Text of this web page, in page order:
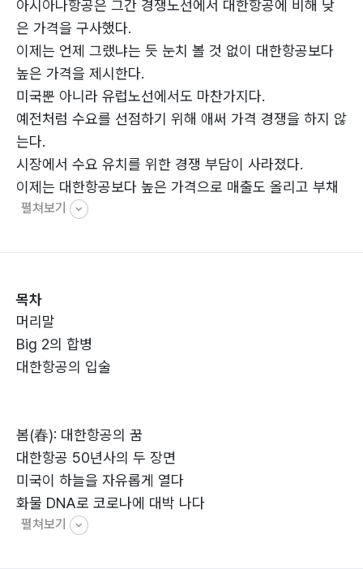
아시아나항공은 그간 경쟁노선에서 대한항공에 비해 낮
은 가격을 구사했다.
이제는 언제 그랬냐는 듯 눈치 볼 것 없이 대한항공보다
높은 가격을 제시한다.
미국뿐 아니라 유럽노선에서도 마찬가지다.
예전처럼 수요를 선점하기 위해 애써 가격 경쟁을 하지 않
는다.
시장에서 수요 유치를 위한 경쟁 부담이 사라졌다.
이제는 대한항공보다 높은 가격으로 매출도 올리고 부채
비율도 낮춰야겠다.
펼쳐보기
목차
머리말
Big 2의 합병
대한항공의 입술
봄(春): 대한항공의 꿈
대한항공 50년사의 두 장면
미국이 하늘을 자유롭게 열다
화물 DNA로 코로나에 대박 나다
하와이에는 일본 사람이 많다
펼쳐보기